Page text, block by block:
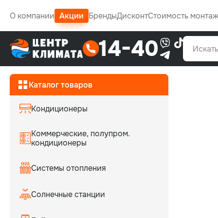
О компании Акции БрендыДисконтСтоимость
14-40
Каталог товаров
Кондиционеры
Коммерческие, полупром.
кондиционеры
Системы отопления
Cолнечные станции